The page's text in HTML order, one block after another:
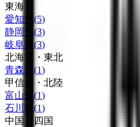
東海
愛知県 (5)
静岡県 (3)
岐阜県 (3)
北海道・東北
青森県 (1)
甲信越・北陸
富山県 (1)
石川県 (1)
中国・四国